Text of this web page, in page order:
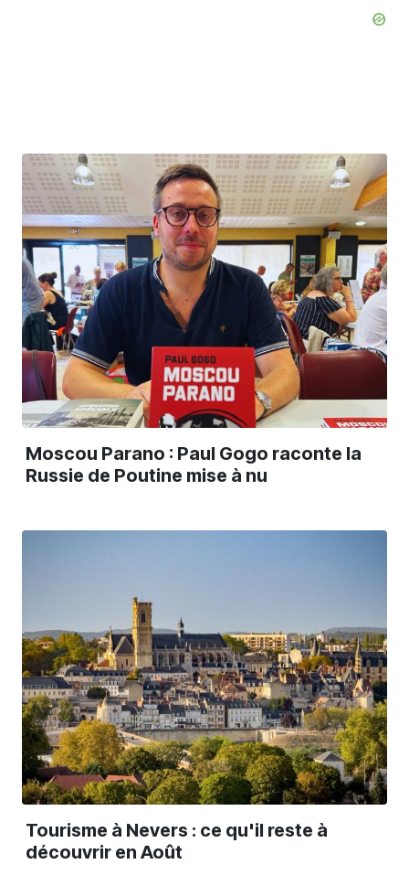
Moscou Parano : Paul Gogo raconte la
Russie de Poutine mise à nu
Tourisme à Nevers : ce qu'il reste à
découvrir en Août